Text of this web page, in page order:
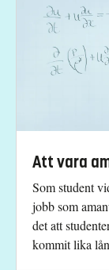
Att vara
Som student
jobb som
det att
kommit lika